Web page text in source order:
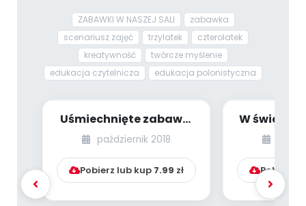
ZABAWKI W NASZEJ SALI
zabawka
scenariusz zajęć
trzylatek
czterolatek
kreatywność
twórcze myślenie
edukacja czytelnicza
edukacja polonistyczna
Uśmiechnięte zabawki
[PBP - dzieci młodsze -
numer 5]...
październik 2018
Pobierz lub kup 7.99 zł
W świecie
- dzieci
Pobierz